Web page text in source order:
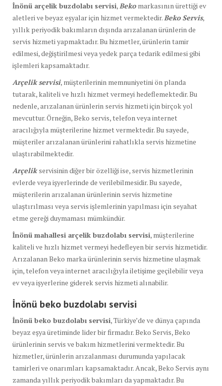
İnönü arçelik buzdolabı servisi, Beko markasının ürettiği ev
aletleri ve beyaz eşyalar için hizmet vermektedir. Beko Servis,
yıllık periyodik bakımların dışında arızalanan ürünlerin de
servis hizmeti yapmaktadır. Bu hizmetler, ürünlerin tamir
edilmesi, değiştirilmesi veya yedek parça tedarik edilmesi gibi
işlemleri kapsamaktadır.
Arçelik servisi, müşterilerinin memnuniyetini ön planda
tutarak, kaliteli ve hızlı hizmet vermeyi hedeflemektedir. Bu
nedenle, arızalanan ürünlerin servis hizmeti için birçok yol
mevcuttur. Örneğin, Beko servis, telefon veya internet
aracılığıyla müşterilerine hizmet vermektedir. Bu sayede,
müşteriler arızalanan ürünlerini rahatlıkla servis hizmetine
ulaştırabilmektedir.
Arçelikservisinin diğer bir özelliği ise, servis hizmetlerinin
evlerde veya işyerlerinde de verilebilmesidir. Bu sayede,
müşterilerin arızalanan ürünlerinin servis hizmetine
ulaştırılması veya servis işlemlerinin yapılması için seyahat
etme gereği duymaması mümkündür.
İnönü mahallesi arçelik buzdolabı servisi, müşterilerine
kaliteli ve hızlı hizmet vermeyi hedefleyen bir servis hizmetidir.
Arızalanan Beko marka ürünlerinin servis hizmetine ulaşmak
için, telefon veya internet aracılığıyla iletişime geçilebilir veya
ev veya işyerlerine giderek servis hizmeti alınabilir.
İnönü beko buzdolabı servisi
İnönü beko buzdolabı servisi, Türkiye’de ve dünya çapında
beyaz eşya üretiminde lider bir firmadır. Beko Servis, Beko
ürünlerinin servis ve bakım hizmetlerini vermektedir. Bu
hizmetler, ürünlerin arızalanması durumunda yapılacak
tamirleri ve onarımları kapsamaktadır. Ancak, Beko Servis aynı
zamanda yıllık periyodik bakımları da yapmaktadır. Bu